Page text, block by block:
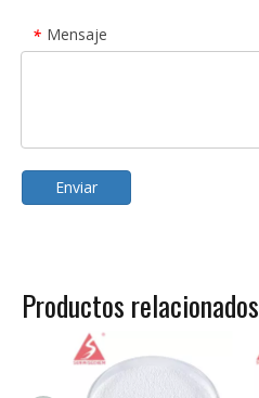
* Mensaje
Enviar
Productos relacionados